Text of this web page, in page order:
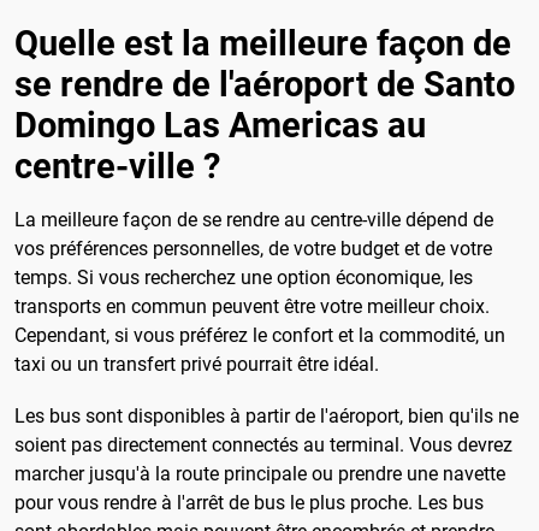
Quelle est la meilleure façon de
se rendre de l'aéroport de Santo
Domingo Las Americas au
centre-ville ?
La meilleure façon de se rendre au centre-ville dépend de
vos préférences personnelles, de votre budget et de votre
temps. Si vous recherchez une option économique, les
transports en commun peuvent être votre meilleur choix.
Cependant, si vous préférez le confort et la commodité, un
taxi ou un transfert privé pourrait être idéal.
Les bus sont disponibles à partir de l'aéroport, bien qu'ils ne
soient pas directement connectés au terminal. Vous devrez
marcher jusqu'à la route principale ou prendre une navette
pour vous rendre à l'arrêt de bus le plus proche. Les bus